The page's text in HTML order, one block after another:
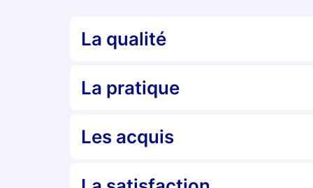
La qualité
La pratique
Les acquis